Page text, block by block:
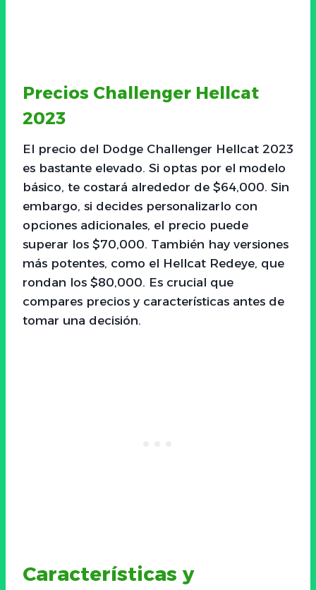
Precios Challenger Hellcat
2023
El precio del Dodge Challenger Hellcat 2023
es bastante elevado. Si optas por el modelo
básico, te costará alrededor de $64,000. Sin
embargo, si decides personalizarlo con
opciones adicionales, el precio puede
superar los $70,000. También hay versiones
más potentes, como el Hellcat Redeye, que
rondan los $80,000. Es crucial que
compares precios y características antes de
tomar una decisión.
Características y